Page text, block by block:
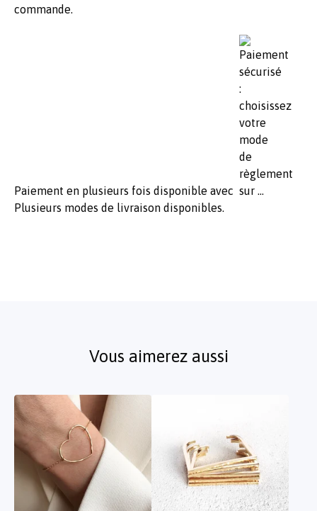
commande.
Paiement en plusieurs fois disponible avec
Plusieurs modes de livraison disponibles.
Vous aimerez aussi